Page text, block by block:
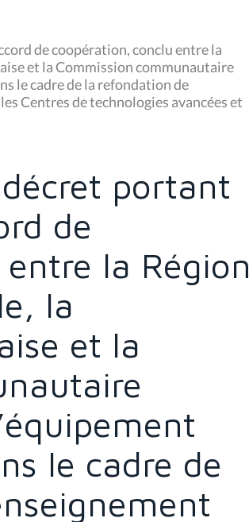
de coopération, conclu entre la
et la Commission communautaire
le cadre de la refondation de
Centres de technologies avancées et
portant
de
la Région
la
et la
le cadre de